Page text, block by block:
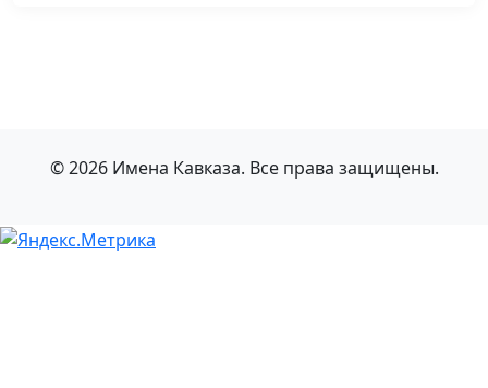
© 2026 Имена Кавказа. Все права защищены.